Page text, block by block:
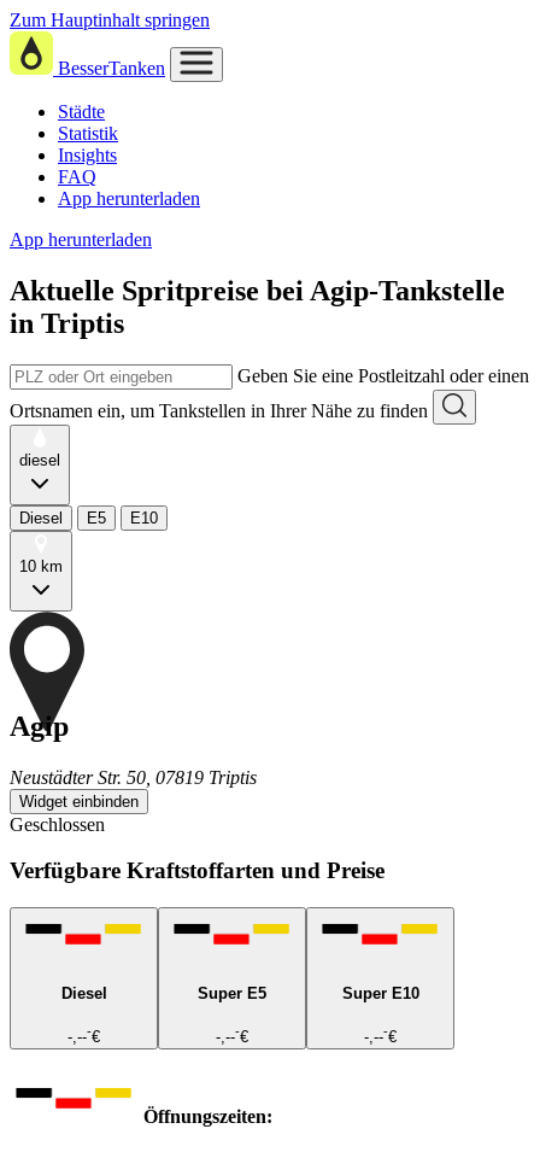
Zum Hauptinhalt springen
BesserTanken
Städte
Statistik
Insights
FAQ
App herunterladen
App herunterladen
Aktuelle Spritpreise bei Agip-Tankstelle
in Triptis
Geben Sie eine Postleitzahl oder einen
Ortsnamen ein, um Tankstellen in Ihrer Nähe zu finden
diesel
Diesel E5 E10
10 km
Agip
Neustädter Str. 50, 07819 Triptis
Widget einbinden
Geschlossen
Verfügbare Kraftstoffarten und Preise
Diesel
-,---€
Super E5
-,---€
Super E10
-,---€
Öffnungszeiten: